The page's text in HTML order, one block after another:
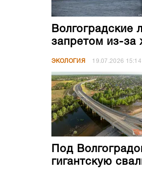
Волгоградские
запретом из-за
ЭКОЛОГИЯ 19.07.2026 15:14
Под
гигантскую